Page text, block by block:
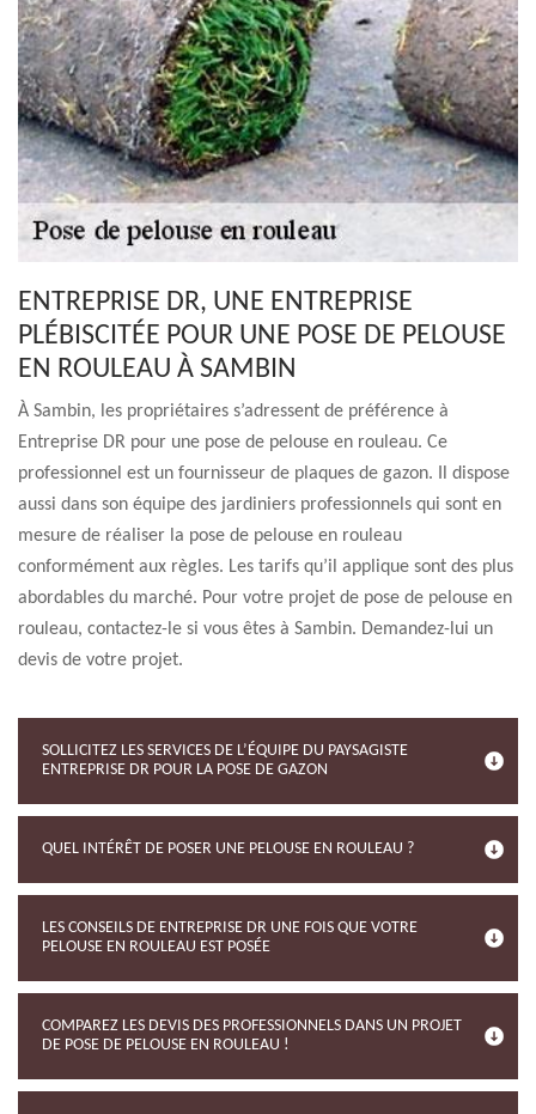
ENTREPRISE DR, UNE ENTREPRISE
PLÉBISCITÉE POUR UNE POSE DE PELOUSE
EN ROULEAU À SAMBIN
À Sambin, les propriétaires s’adressent de préférence à
Entreprise DR pour une pose de pelouse en rouleau. Ce
professionnel est un fournisseur de plaques de gazon. Il dispose
aussi dans son équipe des jardiniers professionnels qui sont en
mesure de réaliser la pose de pelouse en rouleau
conformément aux règles. Les tarifs qu’il applique sont des plus
abordables du marché. Pour votre projet de pose de pelouse en
rouleau, contactez-le si vous êtes à Sambin. Demandez-lui un
devis de votre projet.
SOLLICITEZ LES SERVICES DE L’ÉQUIPE DU PAYSAGISTE
ENTREPRISE DR POUR LA POSE DE GAZON
QUEL INTÉRÊT DE POSER UNE PELOUSE EN ROULEAU ?
LES CONSEILS DE ENTREPRISE DR UNE FOIS QUE VOTRE
PELOUSE EN ROULEAU EST POSÉE
COMPAREZ LES DEVIS DES PROFESSIONNELS DANS UN PROJET
DE POSE DE PELOUSE EN ROULEAU !